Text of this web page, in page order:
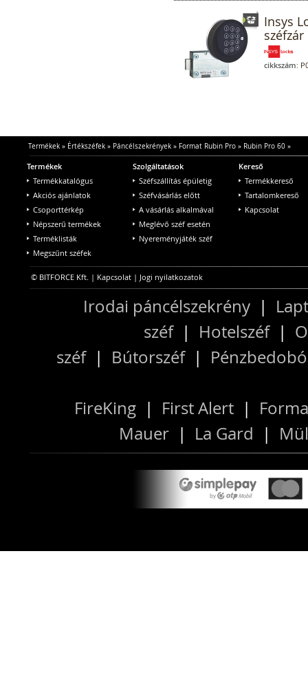
Insys
cikkszám:
Termékek» Értékszéfek» Páncélszekrények» Format Rubin Pro» Rubin Pro 60»
Termékek
Termékkatalógus
Akciós ajánlatok
Csoporttérkép
Népszerű termékek
Terméklisták
Megszűnt széfek
Szolgáltatások
Széfszállítás épületig
Széfvásárlás előtt
A vásárlás alkalmával
Meglévő széf esetén
Nyereményjáték széf
Kereső
Termékkereső
Tartalomkereső
Kapcsolat
© BITFORCE Kft. | Kapcsolat | Jogi nyilatkozatok
Irodai páncélszekrény |
széf| Hotelszéf|
széf| Bútorszéf|
FireKing | First Alert |
Mauer | La Gard |